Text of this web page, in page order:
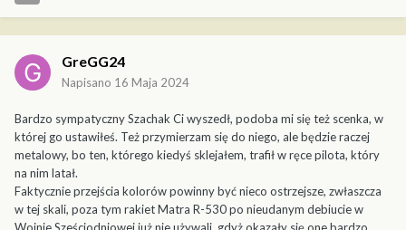
GreGG24
Napisano 16 Maja 2024
Bardzo sympatyczny Szachak Ci wyszedł, podoba mi się też scenka, w
której go ustawiłeś. Też przymierzam się do niego, ale będzie raczej
metalowy, bo ten, którego kiedyś sklejałem, trafił w ręce pilota, który
na nim latał.
Faktycznie przejścia kolorów powinny być nieco ostrzejsze, zwłaszcza
w tej skali, poza tym rakiet Matra R-530 po nieudanym debiucie w